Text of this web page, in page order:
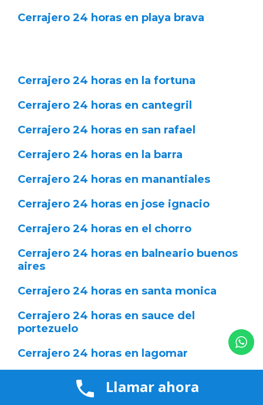
Cerrajero 24 horas en playa brava
Cerrajero 24 horas en la fortuna
Cerrajero 24 horas en cantegril
Cerrajero 24 horas en san rafael
Cerrajero 24 horas en la barra
Cerrajero 24 horas en manantiales
Cerrajero 24 horas en jose ignacio
Cerrajero 24 horas en el chorro
Cerrajero 24 horas en balneario buenos
aires
Cerrajero 24 horas en santa monica
Cerrajero 24 horas en sauce del
portezuelo
Cerrajero 24 horas en lagomar
Cerrajero 24 horas en paso carrasco
Llamar ahora